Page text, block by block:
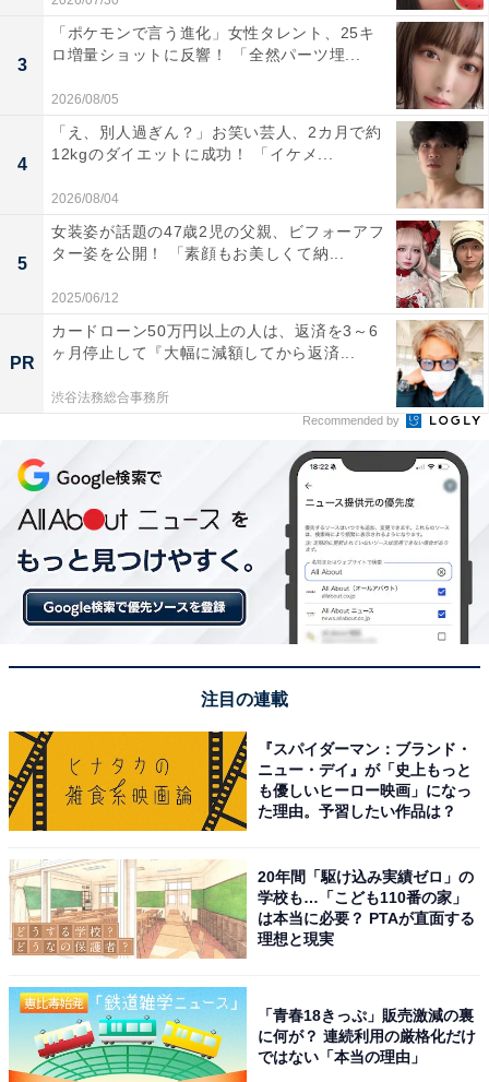
3
「ポケモンで言う進化」女性タレント、25キ
ロ増量ショットに反響！ 「全然パーツ埋...
2026/08/05
4
「え、別人過ぎん？」お笑い芸人、2カ月で約
12kgのダイエットに成功！ 「イケメ...
2026/08/04
5
女装姿が話題の47歳2児の父親、ビフォーアフ
ター姿を公開！ 「素顔もお美しくて納...
2025/06/12
PR
カードローン50万円以上の人は、返済を3～6
ヶ月停止して『大幅に減額してから返済...
渋谷法務総合事務所
Recommended by
注目の連載
『スパイダーマン：ブランド・
ニュー・デイ』が「史上もっと
も優しいヒーロー映画」になっ
た理由。予習したい作品は？
20年間「駆け込み実績ゼロ」の
学校も…「こども110番の家」
は本当に必要？ PTAが直面する
理想と現実
「青春18きっぷ」販売激減の裏
に何が？ 連続利用の厳格化だけ
ではない「本当の理由」